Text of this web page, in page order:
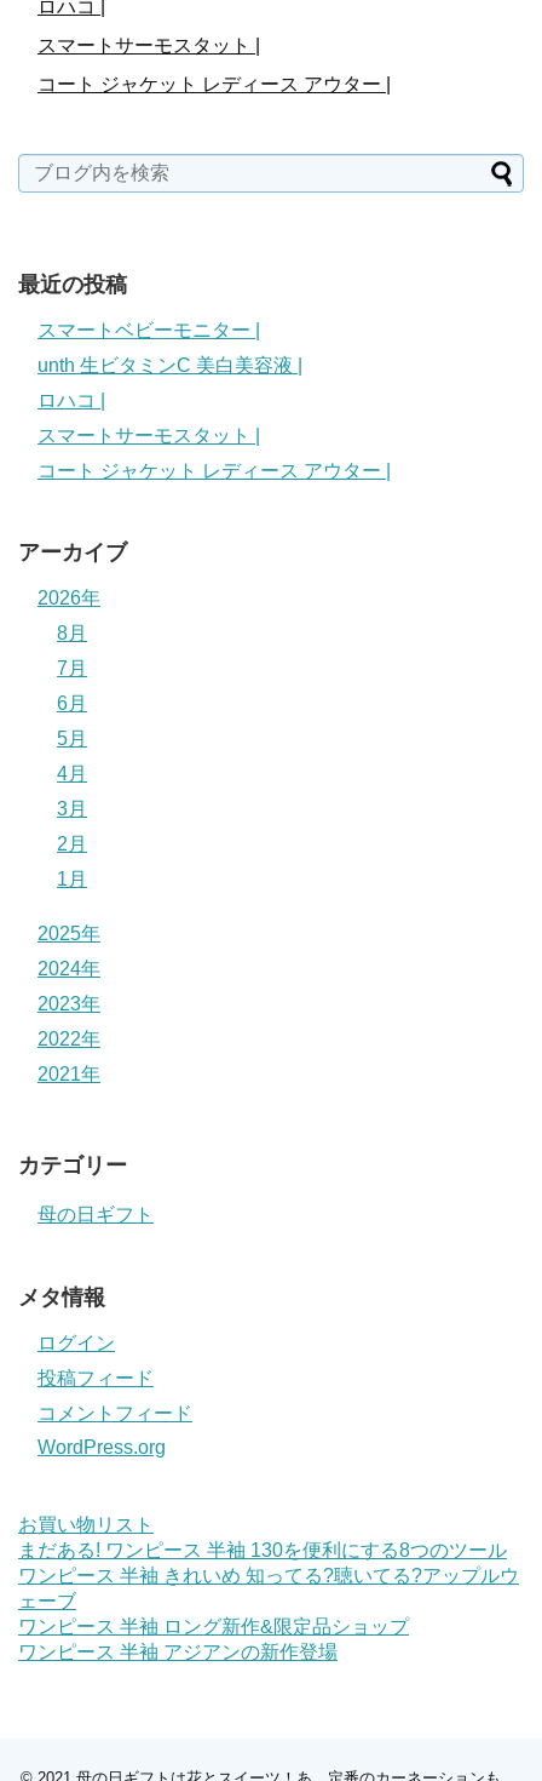
ロハコ |
スマートサーモスタット |
コート ジャケット レディース アウター |
最近の投稿
スマートベビーモニター |
unth 生ビタミンC 美白美容液 |
ロハコ |
スマートサーモスタット |
コート ジャケット レディース アウター |
アーカイブ
2026年
8月
7月
6月
5月
4月
3月
2月
1月
2025年
2024年
2023年
2022年
2021年
カテゴリー
母の日ギフト
メタ情報
ログイン
投稿フィード
コメントフィード
WordPress.org
お買い物リスト
まだある! ワンピース 半袖 130を便利にする8つのツール
ワンピース 半袖 きれいめ 知ってる?聴いてる?アップルウ
ェーブ
ワンピース 半袖 ロング新作&限定品ショップ
ワンピース 半袖 アジアンの新作登場